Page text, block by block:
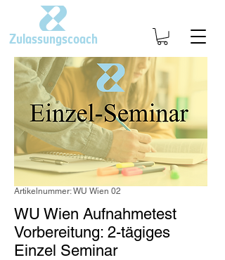
Zulassungscoach
Artikelnummer: WU Wien 02
WU Wien Aufnahmetest
Vorbereitung: 2-tägiges
Einzel Seminar